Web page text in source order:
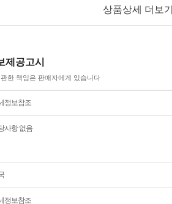
상품상세 더보기
제공고시
한 책임은 판매자에게 있습니다
정보참조
사항 없음
정보참조